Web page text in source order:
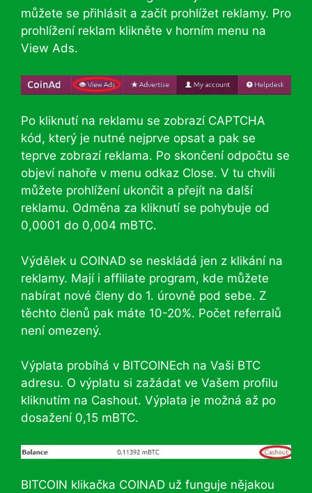
můžete se přihlásit a začít prohlížet reklamy. Pro
prohlížení reklam klikněte v horním menu na
View Ads.
Po kliknutí na reklamu se zobrazí CAPTCHA
kód, který je nutné nejprve opsat a pak se
teprve zobrazí reklama. Po skončení odpočtu se
objeví nahoře v menu odkaz Close. V tu chvíli
můžete prohlížení ukončit a přejít na další
reklamu. Odměna za kliknutí se pohybuje od
0,0001 do 0,004 mBTC.
Výdělek u COINAD se neskládá jen z klikání na
reklamy. Mají i affiliate program, kde můžete
nabírat nové členy do 1. úrovně pod sebe. Z
těchto členů pak máte 10-20%. Počet referralů
není omezený.
Výplata probíhá v BITCOINEch na Vaši BTC
adresu. O výplatu si zažádat ve Vašem profilu
kliknutím na Cashout. Výplata je možná až po
dosažení 0,15 mBTC.
BITCOIN klikačka COINAD už funguje nějakou